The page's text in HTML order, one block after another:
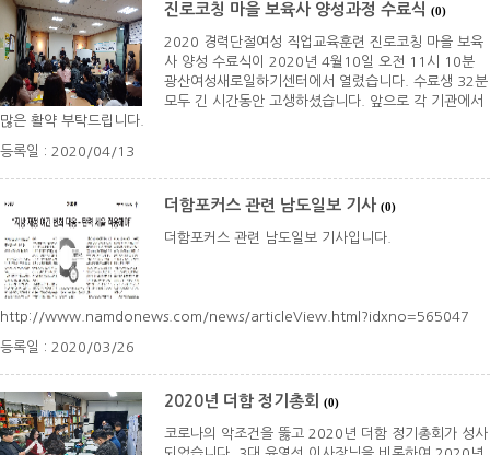
진로코칭 마을 보육사 양성과정 수료식 (0)
2020 경력단절여성 직업교육훈련 진로코칭 마을 보육
사 양성 수료식이 2020년 4월10일 오전 11시 10분
광산여성새로일하기센터에서 열렸습니다. 수료생 32분
모두 긴 시간동안 고생하셨습니다. 앞으로 각 기관에서
많은 활약 부탁드립니다.
등록일 : 2020/04/13
더함포커스 관련 남도일보 기사 (0)
더함포커스 관련 남도일보 기사입니다.
http://www.namdonews.com/news/articleView.html?idxno=565047
등록일 : 2020/03/26
2020년 더함 정기총회 (0)
코로나의 악조건을 뚫고 2020년 더함 정기총회가 성사